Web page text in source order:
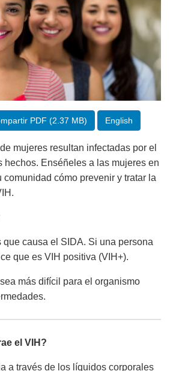
PDF (2.37 MB) English
mujeres resultan infectadas por el
hechos. Enséñeles a las mujeres en
comunidad cómo prevenir y tratar la
que causa el SIDA. Si una persona
que es VIH positiva (VIH+).
más difícil para el organismo
el VIH?
a través de los líquidos corporales